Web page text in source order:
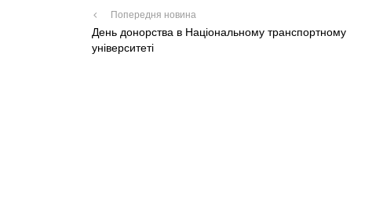
Попередня новина
День донорства в Національному транспортному
університеті